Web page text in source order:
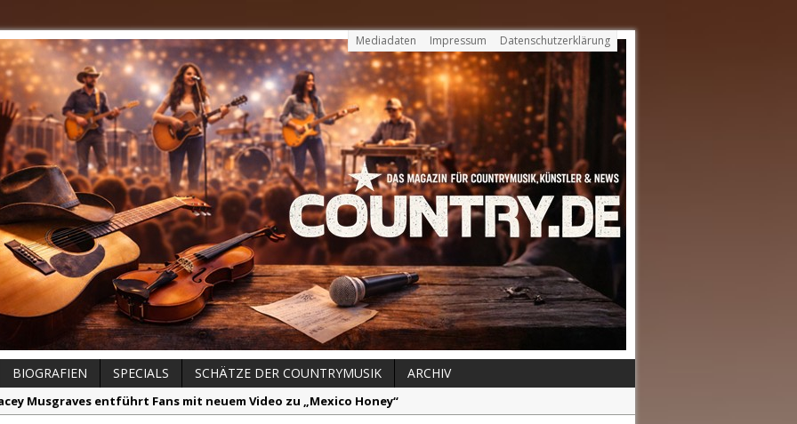
Mediadaten Impressum Datenschutzerklärung
BIOGRAFIEN SPECIALS SCHÄTZE DER COUNTRYMUSIK
ARCHIV
Musgraves entführt Fans mit neuem Video zu „Mexico Honey“